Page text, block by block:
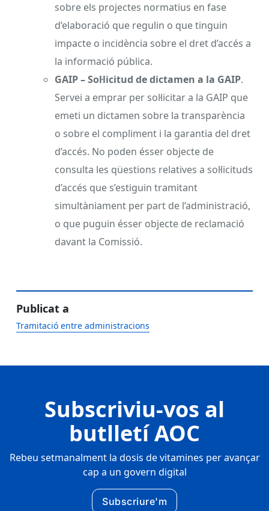
sobre els projectes normatius en fase
d’elaboració que regulin o que tinguin
impacte o incidència sobre el dret d’accés a
la informació pública.
GAIP – Sol·licitud de dictamen a la GAIP.
Servei a emprar per sol·licitar a la GAIP que
emeti un dictamen sobre la transparència
o sobre el compliment i la garantia del dret
d’accés. No poden ésser objecte de
consulta les qüestions relatives a sol·licituds
d’accés que s’estiguin tramitant
simultàniament per part de l’administració,
o que puguin ésser objecte de reclamació
davant la Comissió.
Publicat a
Tramitació entre administracions
Subscriviu-vos al
butlletí AOC
Rebeu setmanalment la dosis de vitamines per avançar
cap a un govern digital
Subscriure'm